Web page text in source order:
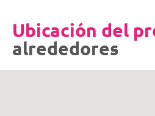
Ubicación del
alrededores